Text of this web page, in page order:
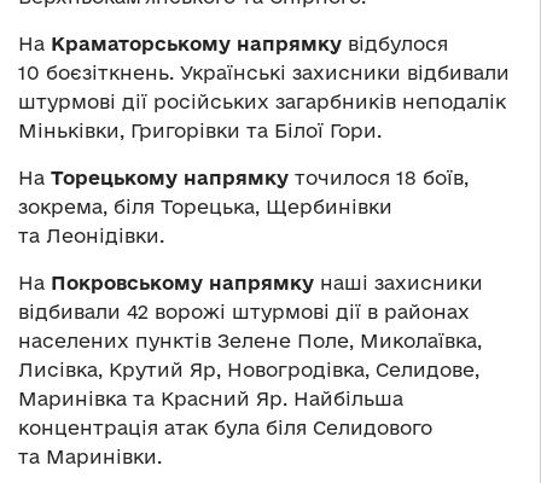
На Краматорському напрямку відбулося
10 боєзіткнень. Українські захисники відбивали
штурмові дії російських загарбників неподалік
Міньківки, Григорівки та Білої Гори.
На Торецькому напрямку точилося 18 боїв,
зокрема, біля Торецька, Щербинівки
та Леонідівки.
На Покровському напрямку наші захисники
відбивали 42 ворожі штурмові дії в районах
населених пунктів Зелене Поле, Миколаївка,
Лисівка, Крутий Яр, Новогродівка, Селидове,
Маринівка та Красний Яр. Найбільша
концентрація атак була біля Селидового
та Маринівки.